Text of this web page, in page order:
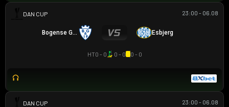
CÚP ĐAN MẠCH 23:00 - 06.08
Bogense G IF Esbjerg
HT0 - 0 0 - 0 0 - 0
CÚP ĐAN MẠCH 23:00 - 06.08